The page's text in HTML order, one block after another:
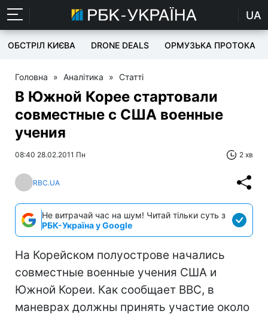
UA
ОБСТРІЛ КИЄВА DRONE DEALS ОРМУЗЬКА ПРОТОКА
Головна » Аналітика » Статті
В Южной Корее стартовали
совместные с США военные
учения
08:40 28.02.2011 Пн 2 хв
RBC.UA
Не витрачай час на шум! Читай тільки суть з
РБК-Україна у Google
На Корейском полуострове начались
совместные военные учения США и
Южной Кореи. Как сообщает ВВС, в
маневрах должны принять участие около